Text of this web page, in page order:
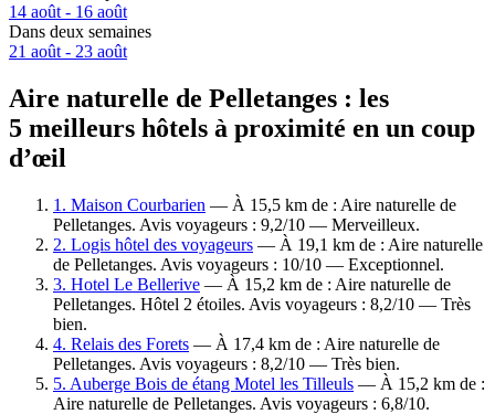
14 août - 16 août
Dans deux semaines
21 août - 23 août
Aire naturelle de Pelletanges : les
5 meilleurs hôtels à proximité en un coup
d’œil
1. Maison Courbarien — À 15,5 km de : Aire naturelle de
Pelletanges. Avis voyageurs : 9,2/10 — Merveilleux.
2. Logis hôtel des voyageurs — À 19,1 km de : Aire naturelle
de Pelletanges. Avis voyageurs : 10/10 — Exceptionnel.
3. Hotel Le Bellerive — À 15,2 km de : Aire naturelle de
Pelletanges. Hôtel 2 étoiles. Avis voyageurs : 8,2/10 — Très
bien.
4. Relais des Forets — À 17,4 km de : Aire naturelle de
Pelletanges. Avis voyageurs : 8,2/10 — Très bien.
5. Auberge Bois de étang Motel les Tilleuls — À 15,2 km de :
Aire naturelle de Pelletanges. Avis voyageurs : 6,8/10.